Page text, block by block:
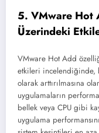
5. VMware Hot
Üzerindeki
VMware Hot Add
etkileri incelendiğinde,
olarak arttırılmasına
uygulamaların
bellek veya CPU gibi
uygulama